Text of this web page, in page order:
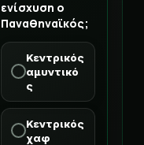
ενίσχυση ο
Παναθηναϊκός;
Κεντρικός
αμυντικό
ς
Κεντρικός
χαφ